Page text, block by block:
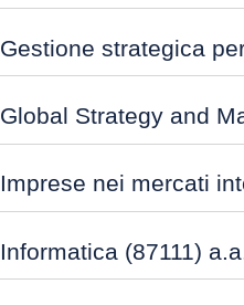
Gestione strategica
Global Strategy and
Imprese nei mercati
Informatica (87111)